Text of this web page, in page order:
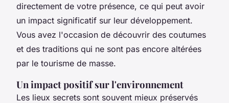
directement de votre présence, ce qui peut avoir
un impact significatif sur leur développement.
Vous avez l'occasion de découvrir des coutumes
et des traditions qui ne sont pas encore altérées
par le tourisme de masse.
Un impact positif sur l'environnement
Les lieux secrets sont souvent mieux préservés